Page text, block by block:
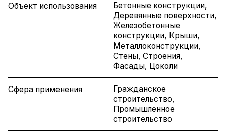
Объект использования
Бетонные конструкции,
Деревянные поверхности,
Железобетонные
конструкции, Крыши,
Металлоконструкции,
Стены, Строения,
Фасады, Цоколи
Сфера применения
Гражданское
строительство,
Промышленное
строительство